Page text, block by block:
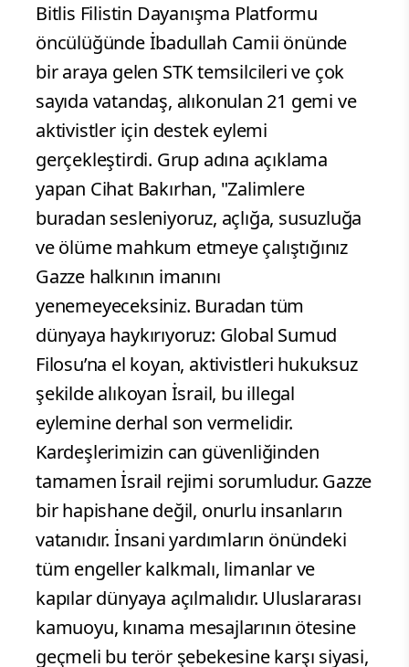
Bitlis Filistin Dayanışma Platformu
öncülüğünde İbadullah Camii önünde
bir araya gelen STK temsilcileri ve çok
sayıda vatandaş, alıkonulan 21 gemi ve
aktivistler için destek eylemi
gerçekleştirdi. Grup adına açıklama
yapan Cihat Bakırhan, "Zalimlere
buradan sesleniyoruz, açlığa, susuzluğa
ve ölüme mahkum etmeye çalıştığınız
Gazze halkının imanını
yenemeyeceksiniz. Buradan tüm
dünyaya haykırıyoruz: Global Sumud
Filosu’na el koyan, aktivistleri hukuksuz
şekilde alıkoyan İsrail, bu illegal
eylemine derhal son vermelidir.
Kardeşlerimizin can güvenliğinden
tamamen İsrail rejimi sorumludur. Gazze
bir hapishane değil, onurlu insanların
vatanıdır. İnsani yardımların önündeki
tüm engeller kalkmalı, limanlar ve
kapılar dünyaya açılmalıdır. Uluslararası
kamuoyu, kınama mesajlarının ötesine
geçmeli bu terör şebekesine karşı siyasi,